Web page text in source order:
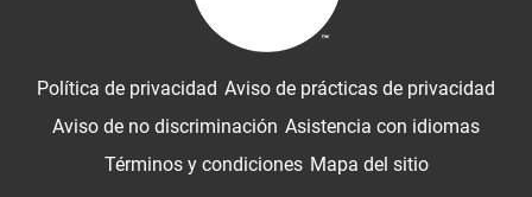
Política de privacidad Aviso de prácticas de privacidad
Aviso de no discriminación Asistencia con idiomas
Términos y condiciones Mapa del sitio